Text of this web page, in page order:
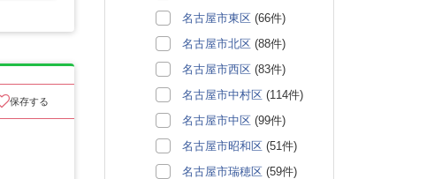
保存する
名古屋市東区 (66件)
名古屋市北区 (88件)
名古屋市西区 (83件)
名古屋市中村区 (114件)
名古屋市中区 (99件)
名古屋市昭和区 (51件)
名古屋市瑞穂区 (59件)